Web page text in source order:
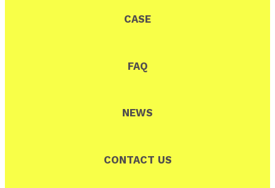
CASE
FAQ
NEWS
CONTACT US